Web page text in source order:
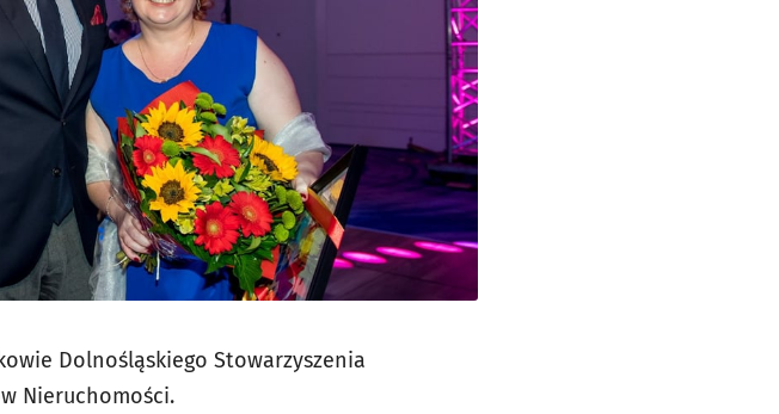
Dolnośląskiego Stowarzyszenia
Nieruchomości.